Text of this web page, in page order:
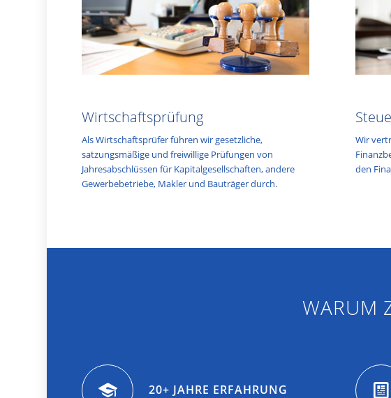
Wirtschaftsprüfung
Als Wirtschaftsprüfer führen wir gesetzliche,
satzungsmäßige und freiwillige Prüfungen von
Jahresabschlüssen für Kapitalgesellschaften, andere
Gewerbebetriebe, Makler und Bauträger durch.
Wir
den
WARUM
20+ JAHRE ERFAHRUNG